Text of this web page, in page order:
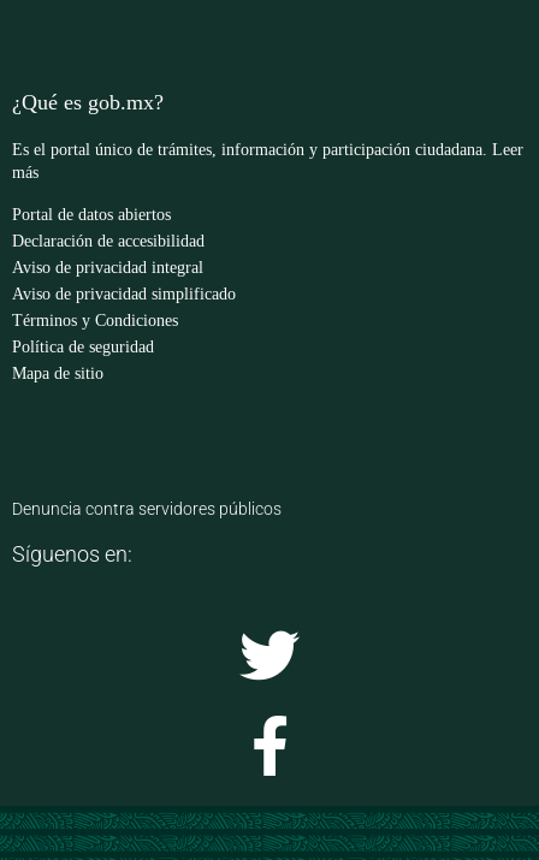
¿Qué es gob.mx?
Es el portal único de trámites, información y participación ciudadana. Leer
más
Portal de datos abiertos
Declaración de accesibilidad
Aviso de privacidad integral
Aviso de privacidad simplificado
Términos y Condiciones
Política de seguridad
Mapa de sitio
Denuncia contra servidores públicos
Síguenos en: